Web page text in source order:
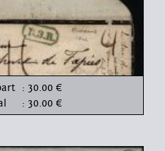
: 30.00 €
: 30.00 €